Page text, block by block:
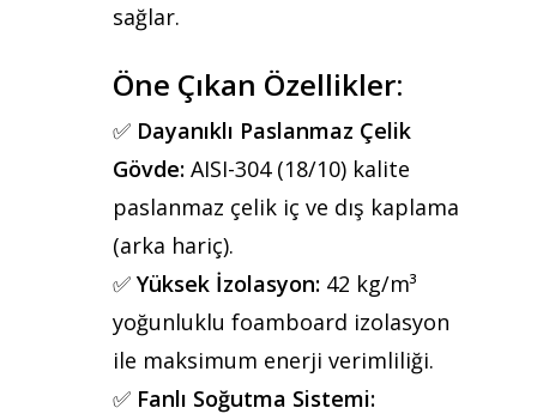
sağlar.
Öne Çıkan Özellikler:
✅ Dayanıklı Paslanmaz Çelik
Gövde: AISI-304 (18/10) kalite
paslanmaz çelik iç ve dış kaplama
(arka hariç).
✅ Yüksek İzolasyon: 42 kg/m³
yoğunluklu foamboard izolasyon
ile maksimum enerji verimliliği.
✅ Fanlı Soğutma Sistemi: